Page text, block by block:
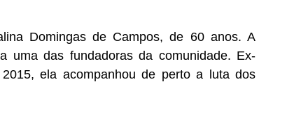
Domingas de Campos, de 60 anos. A
uma das fundadoras da comunidade. Ex-
ela acompanhou de perto a luta dos